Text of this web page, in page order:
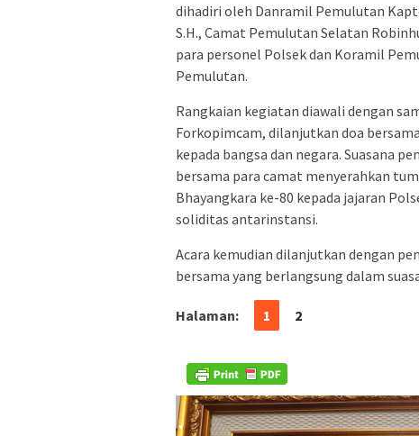
dihadiri oleh Danramil Pemulutan
S.H., Camat Pemulutan Selatan
para personel Polsek dan Koramil
Pemulutan.
Rangkaian kegiatan diawali dengan
Forkopimcam, dilanjutkan doa
kepada bangsa dan negara. Suasana
bersama para camat menyerahkan
Bhayangkara ke-80 kepada jajaran
soliditas antarinstansi.
Acara kemudian dilanjutkan dengan
bersama yang berlangsung dalam
Halaman: 1 2